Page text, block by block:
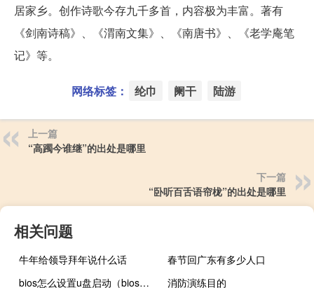
居家乡。创作诗歌今存九千多首，内容极为丰富。著有
《剑南诗稿》、《渭南文集》、《南唐书》、《老学庵笔
记》等。
网络标签： 纶巾 阑干 陆游
上一篇
“高躅今谁继”的出处是哪里
下一篇
“卧听百舌语帘栊”的出处是哪里
相关问题
牛年给领导拜年说什么话
春节回广东有多少人口
bios怎么设置u盘启动（bios怎么设置）
消防演练目的